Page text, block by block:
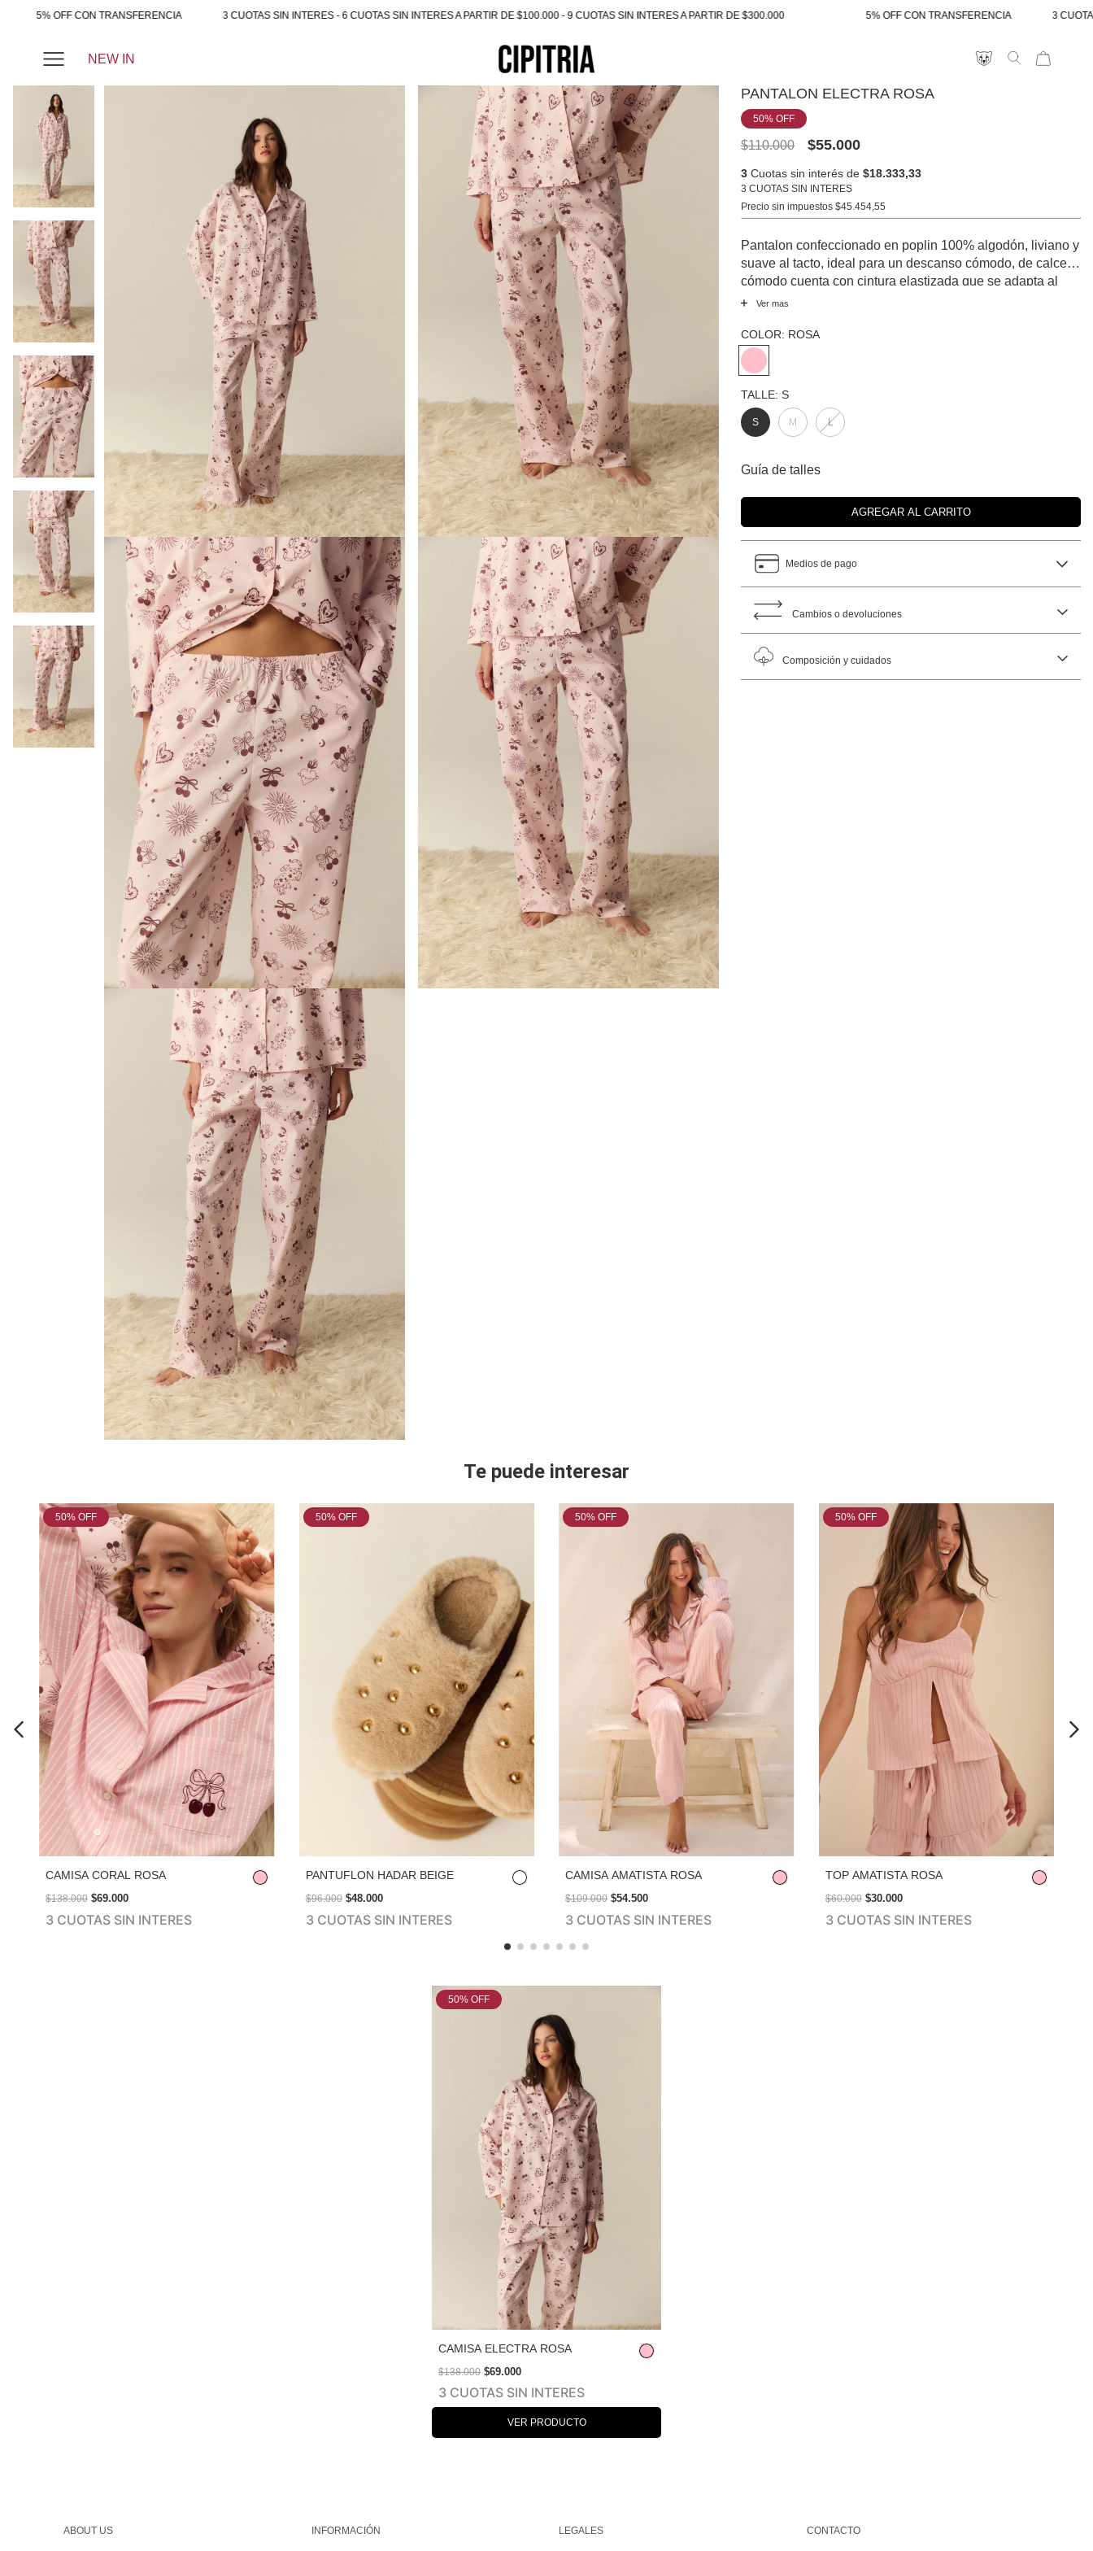
5% OFF CON TRANSFERENCIA 3 CUOTAS SIN INTERES - 6 CUOTAS SIN INTERES A PARTIR DE $100.000 - 9 CUOTAS SIN INTERES A PARTIR DE $300.000 5% OFF CON TRANSFERENCIA 3
NEW IN
PANTALON ELECTRA ROSA
50% OFF
$110.000 $55.000
3 Cuotas sin interés de $18.333,33
3 CUOTAS SIN INTERES
Precio sin impuestos $45.454,55
Pantalon confeccionado en poplin 100% algodón, liviano y
suave al tacto, ideal para un descanso cómodo, de calce
cómodo cuenta con cintura elastizada que se adapta al
cuerpo y bolsillos laterales. Una propuesta versátil y
descanso con suavidad y estilo.
Ver mas
TALLE: S
S M L
COLOR: ROSA
Guía de talles
Medios de pago
Cambios o devoluciones
Composición y cuidados
Te puede interesar
50% OFF
CAMISA CORAL ROSA
$138.000 $69.000
3 CUOTAS SIN INTERES
50% OFF
PANTUFLON HADAR BEIGE
$96.000 $48.000
3 CUOTAS SIN INTERES
50% OFF
CAMISA AMATISTA ROSA
$109.000 $54.500
3 CUOTAS SIN INTERES
50% OFF
TOP AMATISTA ROSA
$60.000 $30.000
3 CUOTAS SIN INTERES
50% OFF
CAMISA ELECTRA ROSA
$138.000 $69.000
3 CUOTAS SIN INTERES
VER PRODUCTO
ABOUT US INFORMACIÓN LEGALES CONTACTO